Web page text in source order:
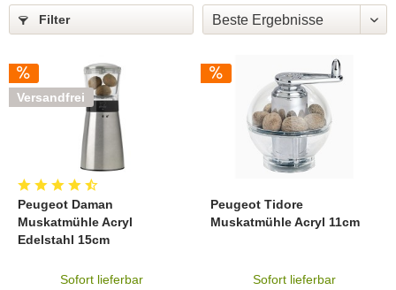
Filter
Versandfrei
Peugeot Daman
Muskatmühle Acryl
Edelstahl 15cm
Sofort lieferbar
Peugeot Tidore
Muskatmühle Acryl 11cm
Sofort lieferbar